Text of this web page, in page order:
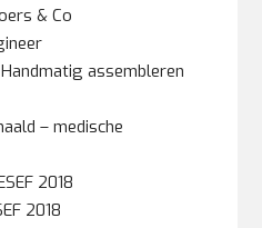
& Co
assembleren
– medische
2018
2018